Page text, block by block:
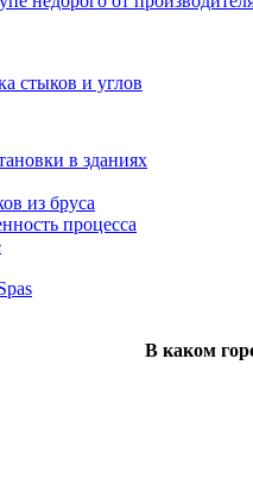
стыков и углов
в зданиях
из бруса
процесса
В каком